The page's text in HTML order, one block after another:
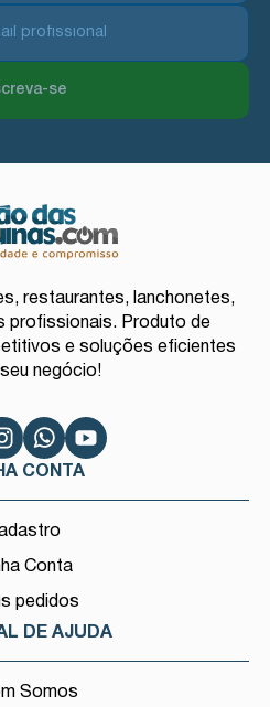
se
restaurantes, lanchonetes,
profissionais. Produto de
e soluções eficientes
negócio!
CONTA
Conta
pedidos
DE AJUDA
Somos